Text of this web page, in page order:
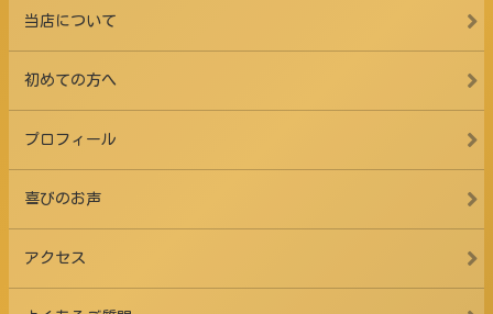
当店について
初めての方へ
プロフィール
喜びのお声
アクセス